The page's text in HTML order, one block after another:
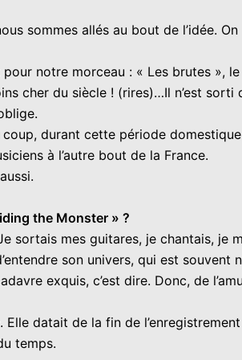
sommes allés au bout de l’idée.
notre morceau : « Les brutes »,
cher du siècle ! (rires)…Il n’est sorti
durant cette période
à l’autre bout de la France.
the Monster » ?
mes guitares, je chantais, je
son univers, qui est souvent
exquis, c’est dire. Donc, de
datait de la fin de
temps.